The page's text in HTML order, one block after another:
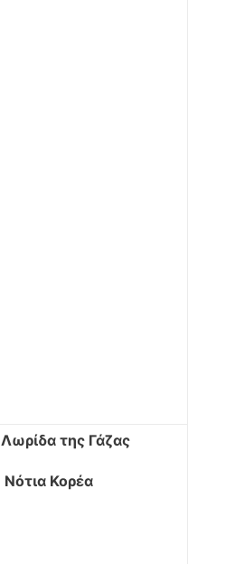
Λωρίδα της Γάζας
Νότια Κορέα